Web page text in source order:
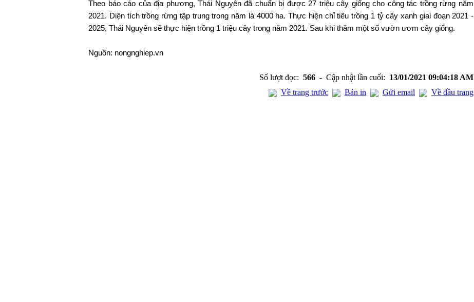
Theo báo cáo của địa phương, Thái Nguyên đã chuẩn bị được 27 triệu cây giống cho công tác trồng rừng năm
2021. Diện tích trồng rừng tập trung trong năm là 4000 ha. Thực hiện chỉ tiêu trồng 1 tỷ cây xanh giai đoạn 2021 -
2025, Thái Nguyên sẽ thực hiện trồng 1 triệu cây trong năm 2021. Sau khi thăm một số vườn ươm cây giống.
Nguồn: nongnghiep.vn
Số lượt đọc: 566 - Cập nhật lần cuối: 13/01/2021 09:04:18 AM
Về trang trước
Bản in Gửi email Về đầu trang